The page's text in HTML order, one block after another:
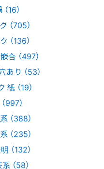
16）
（705）
（136）
合 （497）
り （53）
（19）
997）
（388）
（235）
（132）
（58）